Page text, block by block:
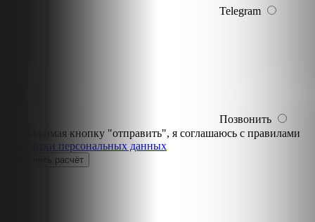
Telegram
Позвонить
Нажимая кнопку "отправить", я соглашаюсь с правилами
обработки персональных данных